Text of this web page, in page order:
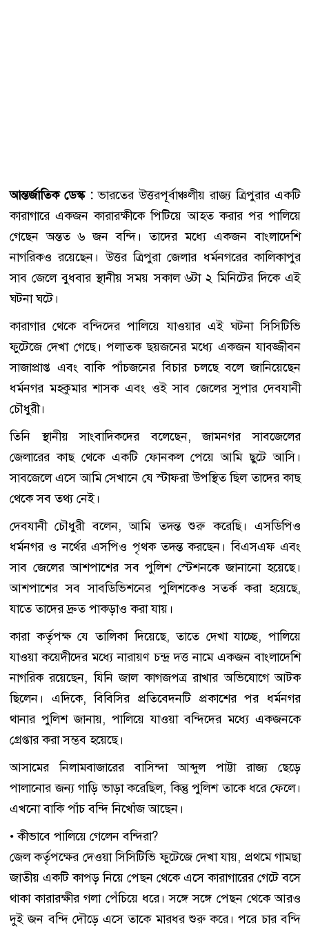
আন্তর্জাতিক ডেস্ক :ভারতের উত্তরপূর্বাঞ্চলীয় রাজ্য ত্রিপুরার একটি
কারাগারে একজন কারারক্ষীকে পিটিয়ে আহত করার পর পালিয়ে
গেছেন অন্তত ৬ জন বন্দি। তাদের মধ্যে একজন বাংলাদেশি
নাগরিকও রয়েছেন। উত্তর ত্রিপুরা জেলার ধর্মনগরের কালিকাপুর
সাব জেলে বুধবার স্থানীয় সময় সকাল ৬টা ২ মিনিটের দিকে এই
ঘটনা ঘটে।
কারাগার থেকে বন্দিদের পালিয়ে যাওয়ার এই ঘটনা সিসিটিভি
ফুটেজে দেখা গেছে। পলাতক ছয়জনের মধ্যে একজন যাবজ্জীবন
সাজাপ্রাপ্ত এবং বাকি পাঁচজনের বিচার চলছে বলে জানিয়েছেন
ধর্মনগর মহকুমার শাসক এবং ওই সাব জেলের সুপার দেবযানী
চৌধুরী।
তিনি স্থানীয় সাংবাদিকদের বলেছেন, জামনগর সাবজেলের
জেলারের কাছ থেকে একটি ফোনকল পেয়ে আমি ছুটে আসি।
সাবজেলে এসে আমি সেখানে যে স্টাফরা উপস্থিত ছিল তাদের কাছ
থেকে সব তথ্য নেই।
দেবযানী চৌধুরী বলেন, আমি তদন্ত শুরু করেছি। এসডিপিও
ধর্মনগর ও নর্থের এসপিও পৃথক তদন্ত করছেন। বিএসএফ এবং
সাব জেলের আশপাশের সব পুলিশ স্টেশনকে জানানো হয়েছে।
আশপাশের সব সাবডিভিশনের পুলিশকেও সতর্ক করা হয়েছে,
যাতে তাদের দ্রুত পাকড়াও করা যায়।
কারা কর্তৃপক্ষ যে তালিকা দিয়েছে, তাতে দেখা যাচ্ছে, পালিয়ে
যাওয়া কয়েদীদের মধ্যে নারায়ণ চন্দ্র দত্ত নামে একজন বাংলাদেশি
নাগরিক রয়েছেন, যিনি জাল কাগজপত্র রাখার অভিযোগে আটক
ছিলেন। এদিকে, বিবিসির প্রতিবেদনটি প্রকাশের পর ধর্মনগর
থানার পুলিশ জানায়, পালিয়ে যাওয়া বন্দিদের মধ্যে একজনকে
গ্রেপ্তার করা সম্ভব হয়েছে।
আসামের নিলামবাজারের বাসিন্দা আব্দুল পাট্টা রাজ্য ছেড়ে
পালানোর জন্য গাড়ি ভাড়া করেছিল, কিন্তু পুলিশ তাকে ধরে ফেলে।
এখনো বাকি পাঁচ বন্দি নিখোঁজ আছেন।
• কীভাবে পালিয়ে গেলেন বন্দিরা?
জেল কর্তৃপক্ষের দেওয়া সিসিটিভি ফুটেজে দেখা যায়, প্রথমে গামছা
জাতীয় একটি কাপড় নিয়ে পেছন থেকে এসে কারাগারের গেটে বসে
থাকা কারারক্ষীর গলা পেঁচিয়ে ধরে। সঙ্গে সঙ্গে পেছন থেকে আরও
দুই জন বন্দি দৌড়ে এসে তাকে মারধর শুরু করে। পরে চার বন্দি